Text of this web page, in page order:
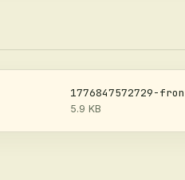
1776847572729-
5.9 KB